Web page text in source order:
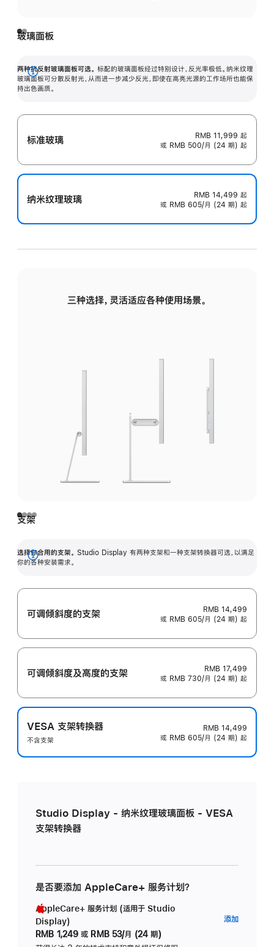
玻璃面板
两种抗反射玻璃面板可选。 标配的玻璃面板经过特别设计，反光率极低。纳米纹理
玻璃面板可分散反射光，从而进一步减少反光，即使在高亮光源的工作场所也能保
持出色画质。
展
开
标准玻璃 RMB 11,999 起
或 RMB 500/月 (24 期) 起
纳米纹理玻璃 RMB 14,499 起
或 RMB 605/月 (24 期) 起
三种选择，灵活适应各种使用场景。
支架
选择你合用的支架。 Studio Display 有两种支架和一种支架转换器可选，以满足
你的各种安装需求。
展
可调倾斜度的支架
RMB 14,499
或 RMB 605/月 (24 期) 起
可调倾斜度及高‍度的支‍架
RMB 17,499
或 RMB 730/月 (24 期) 起
VESA 支架转换器
不含支架
RMB 14,499
或 RMB 605/月 (24 期) 起
Studio Display - 纳米纹理玻璃面板 - VESA
支架转换器
是否要添加 AppleCare+ 服务计划？
AppleCare+ 服务计划 (适用于 Studio
Display)
RMB 1,249 或 RMB 53/月 (24 期)
添加